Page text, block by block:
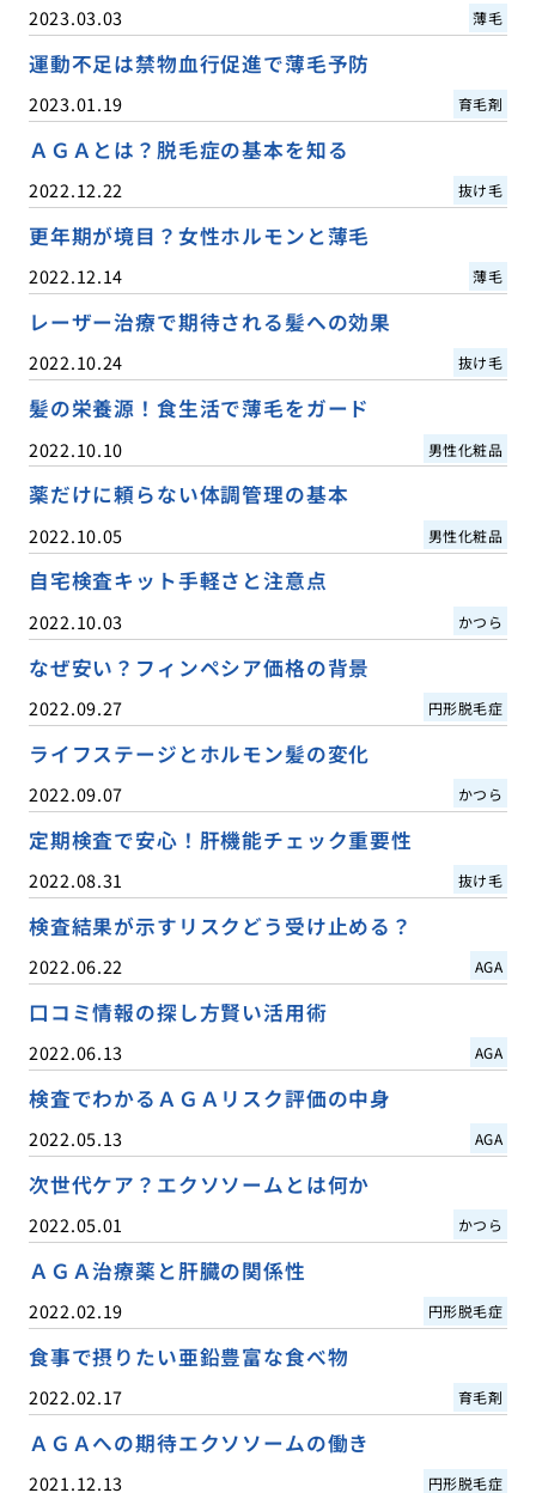
2023.03.03 薄毛
運動不足は禁物血行促進で薄毛予防
2023.01.19 育毛剤
ＡＧＡとは？脱毛症の基本を知る
2022.12.22 抜け毛
更年期が境目？女性ホルモンと薄毛
2022.12.14 薄毛
レーザー治療で期待される髪への効果
2022.10.24 抜け毛
髪の栄養源！食生活で薄毛をガード
2022.10.10 男性化粧品
薬だけに頼らない体調管理の基本
2022.10.05 男性化粧品
自宅検査キット手軽さと注意点
2022.10.03 かつら
なぜ安い？フィンペシア価格の背景
2022.09.27 円形脱毛症
ライフステージとホルモン髪の変化
2022.09.07 かつら
定期検査で安心！肝機能チェック重要性
2022.08.31 抜け毛
検査結果が示すリスクどう受け止める？
2022.06.22 AGA
口コミ情報の探し方賢い活用術
2022.06.13 AGA
検査でわかるＡＧＡリスク評価の中身
2022.05.13 AGA
次世代ケア？エクソソームとは何か
2022.05.01 かつら
ＡＧＡ治療薬と肝臓の関係性
2022.02.19 円形脱毛症
食事で摂りたい亜鉛豊富な食べ物
2022.02.17 育毛剤
ＡＧＡへの期待エクソソームの働き
2021.12.13 円形脱毛症